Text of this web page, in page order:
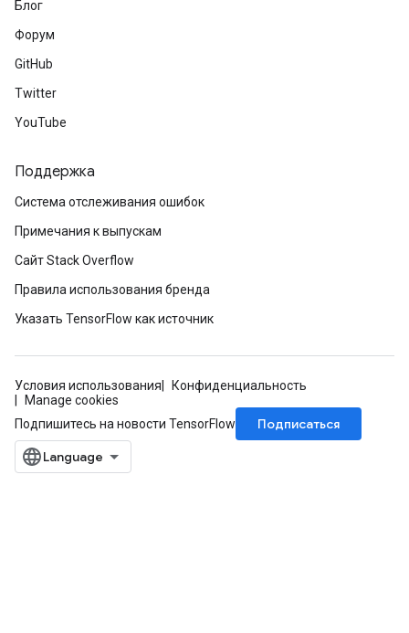
Блог
Форум
GitHub
Twitter
YouTube
Поддержка
Система отслеживания ошибок
Примечания к выпускам
Сайт Stack Overflow
Правила использования бренда
Указать TensorFlow как источник
Условия использования
Конфиденциальность
Manage cookies
Подпишитесь на новости TensorFlow
Подписаться